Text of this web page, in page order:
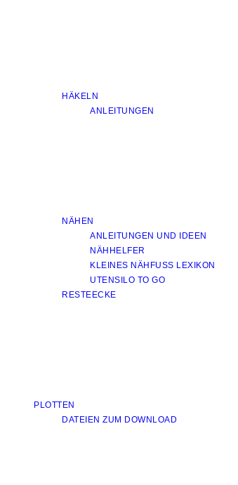
HÄKELN
ANLEITUNGEN
NÄHEN
ANLEITUNGEN UND IDEEN
NÄHHELFER
KLEINES NÄHFUSS LEXIKON
UTENSILO TO GO
RESTEECKE
PLOTTEN
DATEIEN ZUM DOWNLOAD